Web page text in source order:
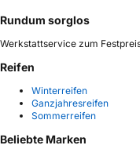
Rundum sorglos
Werkstattservice zum
Reifen
Winterreifen
Ganzjahresreifen
Sommerreifen
Beliebte Marken